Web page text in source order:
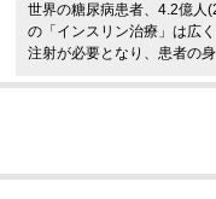
世界の糖尿病患者、4.2億人
の「インスリン治療」は広
注射が必要となり、患者の